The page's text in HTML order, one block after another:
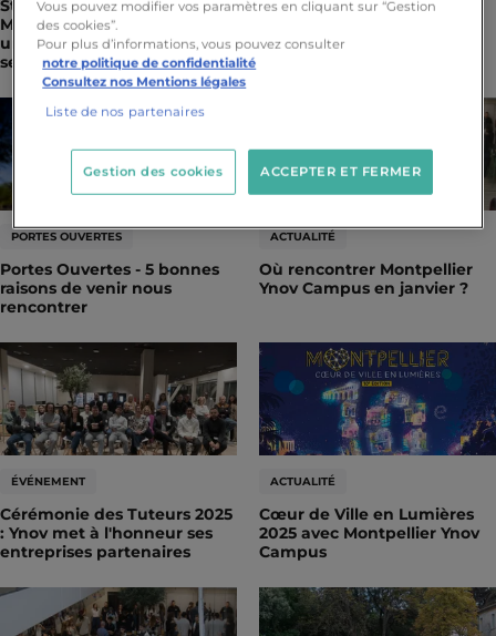
Stages Découverte à
Montpellier Ynov Campus,
une immersion concrète au
sein de nos formations
Challenge 48H Audiovisuel
PORTES OUVERTES
Portes Ouvertes - 5 bonnes
raisons de venir nous
rencontrer
ACTUALITÉ
Où rencontrer Montpellier
Ynov Campus en janvier ?
ÉVÉNEMENT
Cérémonie des Tuteurs 2025
: Ynov met à l'honneur ses
entreprises partenaires
ACTUALITÉ
Cœur de Ville en Lumières
2025 avec Montpellier Ynov
Campus
Vous pouvez modifier vos paramètres en cliquant sur “Gestion
des cookies”.
Pour plus d’informations, vous pouvez consulter
notre politique de confidentialité
Consultez nos Mentions légales
Liste de nos partenaires
ACCEPTER ET FERMER
Gestion des cookies